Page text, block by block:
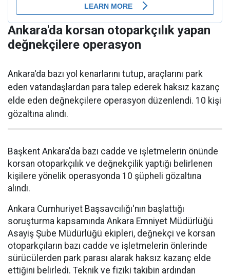
Ankara'da korsan otoparkçılık yapan
değnekçilere operasyon
Ankara'da bazı yol kenarlarını tutup, araçlarını park
eden vatandaşlardan para talep ederek haksız kazanç
elde eden değnekçilere operasyon düzenlendi. 10 kişi
gözaltına alındı.
Başkent Ankara'da bazı cadde ve işletmelerin önünde
korsan otoparkçılık ve değnekçilik yaptığı belirlenen
kişilere yönelik operasyonda 10 şüpheli gözaltına
alındı.
Ankara Cumhuriyet Başsavcılığı'nın başlattığı
soruşturma kapsamında Ankara Emniyet Müdürlüğü
Asayiş Şube Müdürlüğü ekipleri, değnekçi ve korsan
otoparkçıların bazı cadde ve işletmelerin önlerinde
sürücülerden park parası alarak haksız kazanç elde
ettiğini belirledi. Teknik ve fiziki takibin ardından